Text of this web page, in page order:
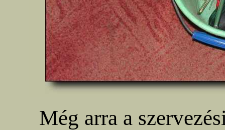
Még arra a